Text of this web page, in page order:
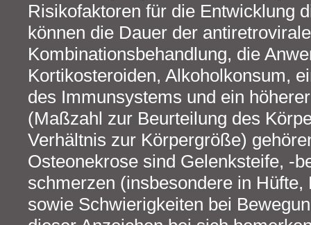
Risikofaktoren für die Entwicklung
können die Dauer der
Kombinationsbehandlung, die
Kortikosteroiden, Alkoholkonsum,
des Immunsystems und ein
(Maßzahl zur Beurteilung des
Verhältnis zur Körpergröße)
Osteonekrose sind Gelenksteife, -
schmerzen (insbesondere in Hüfte,
sowie Schwierigkeiten bei